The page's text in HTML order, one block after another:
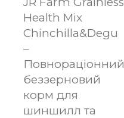
Health Mix
Chinchilla&Degu
–
Повнораціонний
беззерновий
корм для
шиншилл та